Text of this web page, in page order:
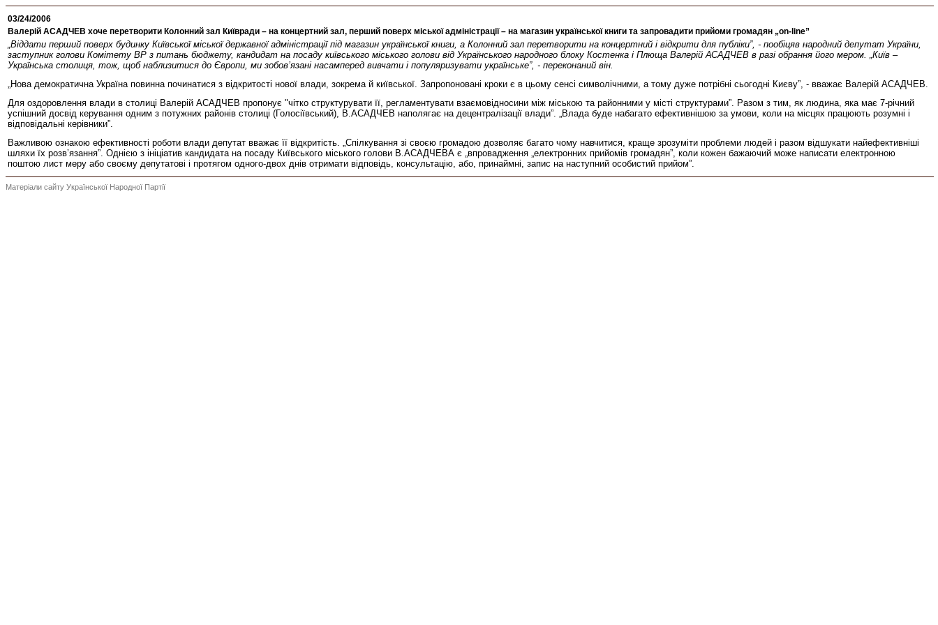
03/24/2006
Валерій АСАДЧЕВ хоче перетворити Колонний зал Київради – на концертний зал, перший поверх міської адміністрації – на магазин української книги та запровадити прийоми громадян „on-line”
„Віддати перший поверх будинку Київської міської державної адміністрації під магазин української книги, а Колонний зал перетворити на концертний і відкрити для публіки”, - пообіцяв народний депутат України,
заступник голови Комітету ВР з питань бюджету, кандидат на посаду київського міського голови від Українського народного блоку Костенка і Плюща Валерій АСАДЧЕВ в разі обрання його мером. „Київ –
Українська столиця, тож, щоб наблизитися до Європи, ми зобов’язані насамперед вивчати і популяризувати українське”, - переконаний він.
„Нова демократична Україна повинна починатися з відкритості нової влади, зокрема й київської. Запропоновані кроки є в цьому сенсі символічними, а тому дуже потрібні сьогодні Києву”, - вважає Валерій АСАДЧЕВ.
Для оздоровлення влади в столиці Валерій АСАДЧЕВ пропонує "чітко структурувати її, регламентувати взаємовідносини між міською та районними у місті структурами”. Разом з тим, як людина, яка має 7-річний
успішний досвід керування одним з потужних районів столиці (Голосіївський), В.АСАДЧЕВ наполягає на децентралізації влади”. „Влада буде набагато ефективнішою за умови, коли на місцях працюють розумні і
відповідальні керівники”.
Важливою ознакою ефективності роботи влади депутат вважає її відкритість. „Спілкування зі своєю громадою дозволяє багато чому навчитися, краще зрозуміти проблеми людей і разом відшукати найефективніші
шляхи їх розв’язання”. Однією з ініціатив кандидата на посаду Київського міського голови В.АСАДЧЕВА є „впровадження „електронних прийомів громадян”, коли кожен бажаючий може написати електронною
поштою лист меру або своєму депутатові і протягом одного-двох днів отримати відповідь, консультацію, або, принаймні, запис на наступний особистий прийом”.
Матеріали сайту Української Народної Партії